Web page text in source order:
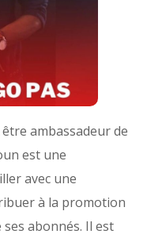
ambassadeur de
est une
avec une
à la promotion
abonnés. Il est